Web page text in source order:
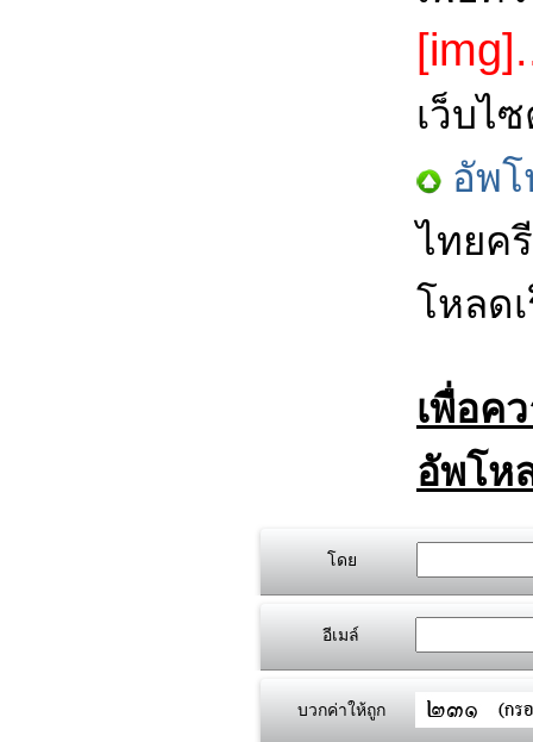
เว็บไ
อัพ
ไทยค
โหลด
เพื่อค
อัพโห
โดย
อีเมล์
บวกค่าให้ถูก